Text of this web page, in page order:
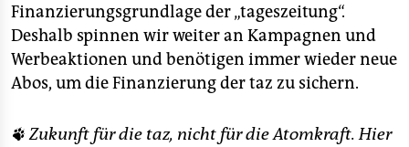
Finanzierungsgrundlage der „tageszeitung“.
Deshalb spinnen wir weiter an Kampagnen und
Werbeaktionen und benötigen immer wieder neue
Abos, um die Finanzierung der taz zu sichern.
🐾Zukunft für die taz, nicht für die Atomkraft. Hier